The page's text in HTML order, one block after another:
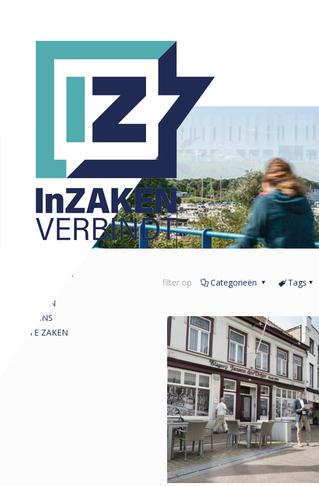
filter op Categorieën Tags
REDACTIONEEL
ARTIKELEN
COLUMNS
KORTE ZAKEN